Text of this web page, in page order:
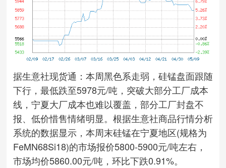
据生意社现货通：本周黑色系走弱，硅锰盘面跟随
下行，最低跌至5978元/吨，突破大部分工厂成本
线，宁夏大厂成本也难以覆盖，部分工厂封盘不
报、低价惜售情绪明显。根据生意社商品行情分析
系统的数据显示，本周末硅锰在宁夏地区(规格为
FeMN68Si18)的市场报价5800-5900元/吨左右，
市场均价5860.00元/吨，环比下跌0.91%。